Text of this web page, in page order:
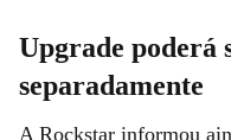
Upgrade poderá
separadamente
A Rockstar informou